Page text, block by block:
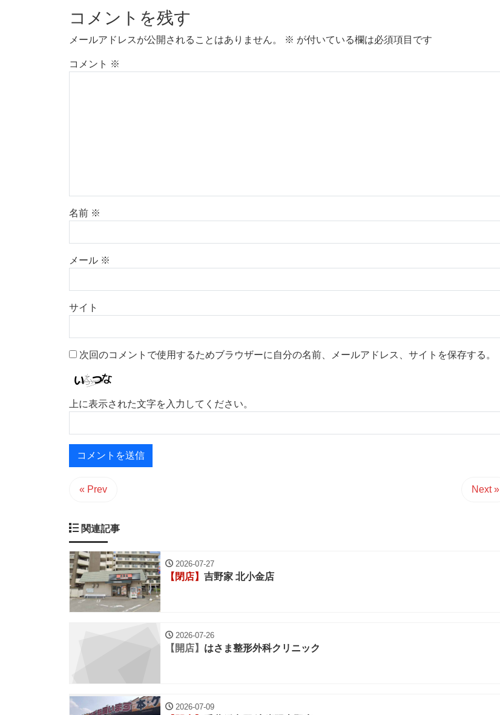
コメントを残す
メールアドレスが公開されることはありません。 ※ が付いている欄は必須項目です
コメント ※
名前 ※
メール ※
サイト
次回のコメントで使用するためブラウザーに自分の名前、メールアドレス、サイトを保存する。
上に表示された文字を入力してください。
« Prev Next »
関連記事
2026-07-27
【閉店】 吉野家 北小金店
2026-07-26
【開店】 はさま整形外科クリニック
2026-07-09